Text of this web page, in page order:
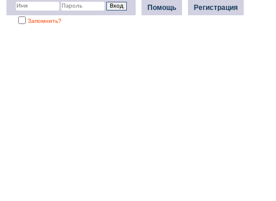
Регистрация
Помощь
Запомнить?